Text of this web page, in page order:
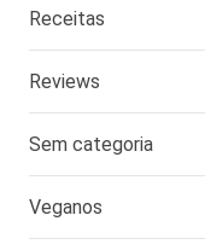
Receitas
Reviews
Sem categoria
Veganos